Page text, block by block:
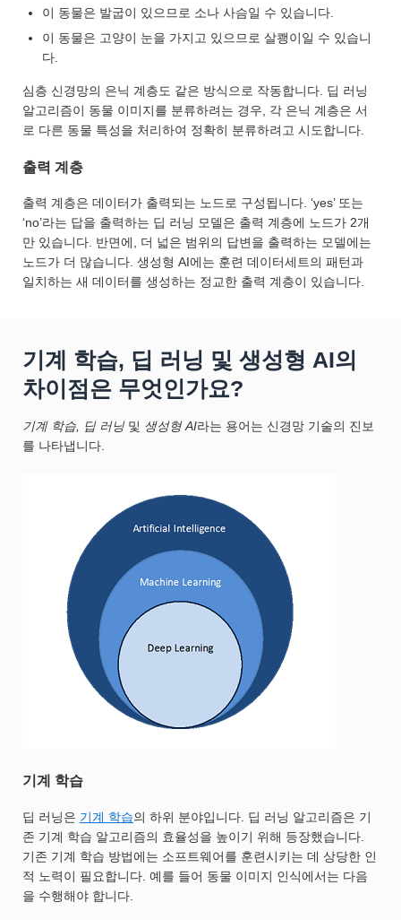
이 동물은 발굽이 있으므로 소나 사슴일 수 있습니다.
이 동물은 고양이 눈을 가지고 있으므로 살쾡이일 수 있습니
다.
심층 신경망의 은닉 계층도 같은 방식으로 작동합니다. 딥 러닝
알고리즘이 동물 이미지를 분류하려는 경우, 각 은닉 계층은 서
로 다른 동물 특성을 처리하여 정확히 분류하려고 시도합니다.
출력 계층
출력 계층은 데이터가 출력되는 노드로 구성됩니다. ‘yes’ 또는
‘no’라는 답을 출력하는 딥 러닝 모델은 출력 계층에 노드가 2개
만 있습니다. 반면에, 더 넓은 범위의 답변을 출력하는 모델에는
노드가 더 많습니다. 생성형 AI에는 훈련 데이터세트의 패턴과
일치하는 새 데이터를 생성하는 정교한 출력 계층이 있습니다.
기계 학습, 딥 러닝 및 생성형 AI의
차이점은 무엇인가요?
기계 학습, 딥 러닝및 생성형 AI라는 용어는 신경망 기술의 진보
를 나타냅니다.
기계 학습
딥 러닝은 기계 학습의 하위 분야입니다. 딥 러닝 알고리즘은 기
존 기계 학습 알고리즘의 효율성을 높이기 위해 등장했습니다.
기존 기계 학습 방법에는 소프트웨어를 훈련시키는 데 상당한 인
적 노력이 필요합니다. 예를 들어 동물 이미지 인식에서는 다음
을 수행해야 합니다.